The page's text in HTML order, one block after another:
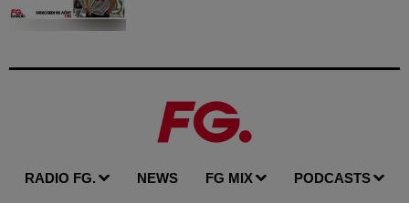
RADIO FG. NEWS FG MIX PODCASTS